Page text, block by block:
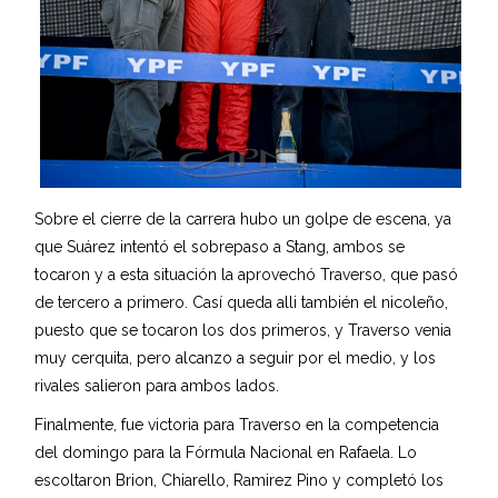
Sobre el cierre de la carrera hubo un golpe de escena, ya
que Suárez intentó el sobrepaso a Stang, ambos se
tocaron y a esta situación la aprovechó Traverso, que pasó
de tercero a primero. Casí queda alli también el nicoleño,
puesto que se tocaron los dos primeros, y Traverso venia
muy cerquita, pero alcanzo a seguir por el medio, y los
rivales salieron para ambos lados.
Finalmente, fue victoria para Traverso en la competencia
del domingo para la Fórmula Nacional en Rafaela. Lo
escoltaron Brion, Chiarello, Ramirez Pino y completó los